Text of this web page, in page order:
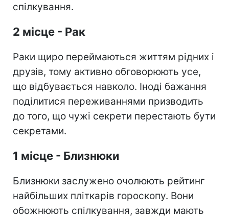
спілкування.
2 місце - Рак
Раки щиро переймаються життям рідних і
друзів, тому активно обговорюють усе,
що відбувається навколо. Іноді бажання
поділитися переживаннями призводить
до того, що чужі секрети перестають бути
секретами.
1 місце - Близнюки
Близнюки заслужено очолюють рейтинг
найбільших пліткарів гороскопу. Вони
обожнюють спілкування, завжди мають